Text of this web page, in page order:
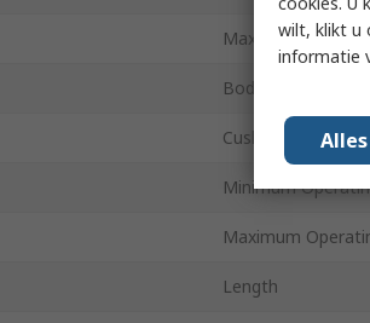
Maximum
Body Material
Cushioning Type
Minimum
Maximum
Length
wilt, klikt u
informatie